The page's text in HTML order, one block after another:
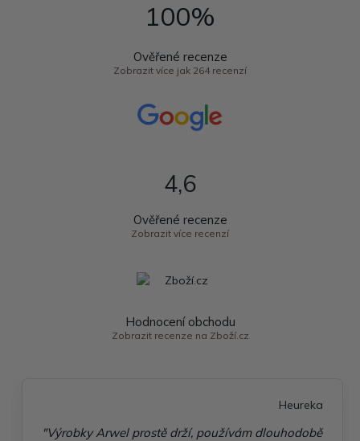
100%
Ověřené recenze
Zobrazit více jak 264 recenzí
4,6
Ověřené recenze
Zobrazit více recenzí
Hodnocení obchodu
Zobrazit recenze na Zboží.cz
Heureka
"Výrobky Arwel prostě drží, používám dlouhodobě